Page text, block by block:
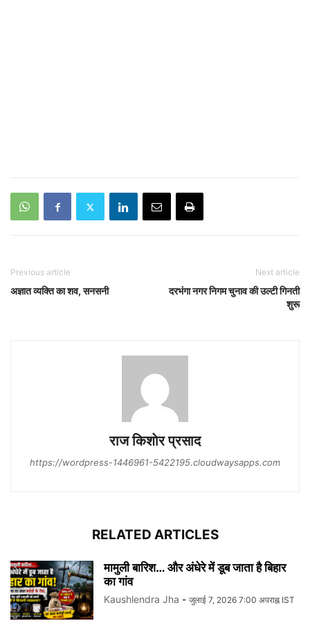
Previous article
अज्ञात व्यक्ति का शव, सनसनी
Next article
दरभंगा नगर निगम चुनाव की उल्टी गिनती
शुरू
राज कि‍शाेर प्रसाद
https://wordpress-1446961-5422195.cloudwaysapps.com
RELATED ARTICLES
मामुली बारिश… और अंधेरे में डूब जाता है बिहार
का गांव
Kaushlendra Jha - जुलाई 7, 2026 7:00 अपराह्न IST